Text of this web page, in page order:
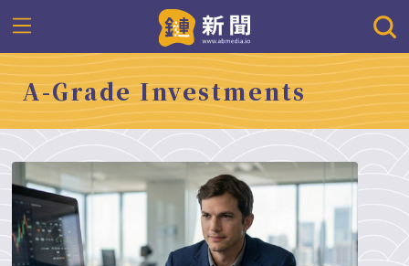
A-Grade Investments